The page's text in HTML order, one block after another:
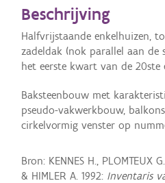
Beschrijving
Halfvrijstaande enkelhuizen,
zadeldak (nok parallel aan
het eerste kwart van de 20ste
Baksteenbouw met
pseudo-vakwerkbouw,
cirkelvormig venster op
Bron: KENNES H., PLOMTEUX
& HIMLER A. 1992: Inventaris